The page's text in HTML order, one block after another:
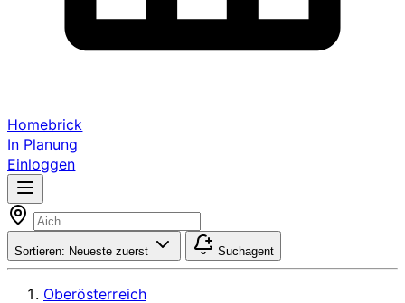
Homebrick
In Planung
Einloggen
Sortieren: Neueste zuerst Suchagent
Oberösterreich